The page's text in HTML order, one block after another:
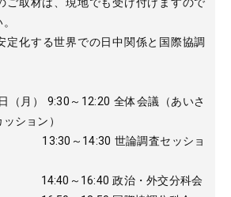
定化する世界での日中関係と国際協調
9:30～12:20 全体会議（あいさ
ション）
世論調査セッショ
政治・外交分科会